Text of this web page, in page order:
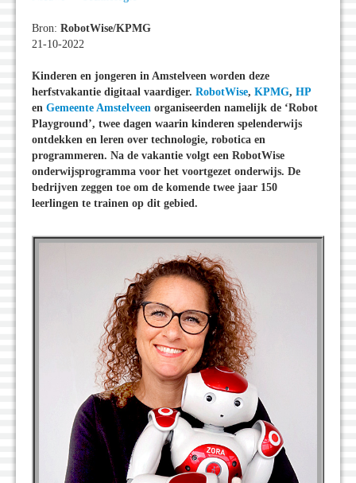
Bron: RobotWise/KPMG
21-10-2022
Kinderen en jongeren in Amstelveen worden deze
herfstvakantie digitaal vaardiger. RobotWise, KPMG, HP
en Gemeente Amstelveen organiseerden namelijk de ‘Robot
Playground’, twee dagen waarin kinderen spelenderwijs
ontdekken en leren over technologie, robotica en
programmeren. Na de vakantie volgt een RobotWise
onderwijsprogramma voor het voortgezet onderwijs. De
bedrijven zeggen toe om de komende twee jaar 150
leerlingen te trainen op dit gebied.